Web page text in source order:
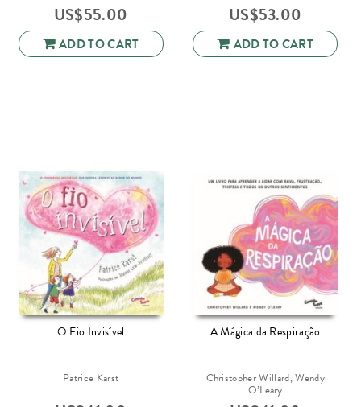
US$55.00
ADD TO CART
US$53.00
ADD TO CART
O Fio Invisível
Patrice Karst
A Mágica da Respiração
Christopher Willard, Wendy
O’Leary